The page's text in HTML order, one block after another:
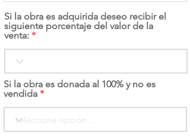
Si la obra es adquirida deseo recibir el
siguiente porcentaje del valor de la
venta:
Si la obra es donada al 100% y no es
vendida